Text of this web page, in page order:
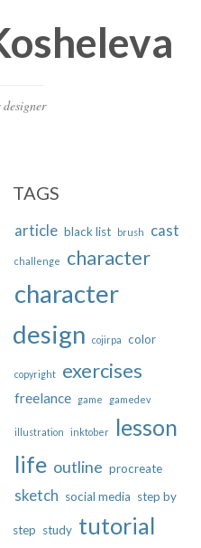
TAGS
article black list brush cast
challenge character
character
design
cojirpa color
copyright exercises
freelance game gamedev
illustration inktober lesson
life outline procreate
sketch social media step by
step study tutorial